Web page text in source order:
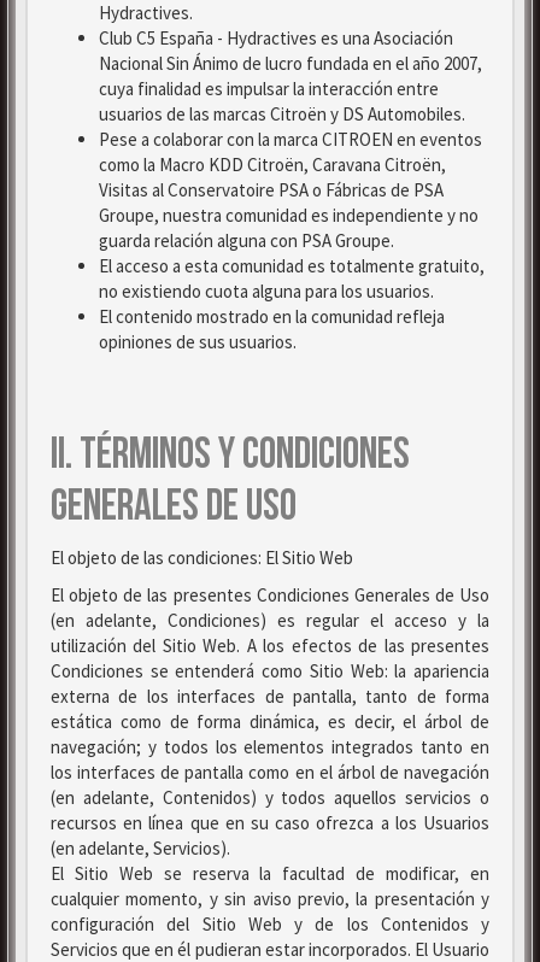
Hydractives.
Club C5 España - Hydractives es una Asociación
Nacional Sin Ánimo de lucro fundada en el año 2007,
cuya finalidad es impulsar la interacción entre
usuarios de las marcas Citroën y DS Automobiles.
Pese a colaborar con la marca CITROEN en eventos
como la Macro KDD Citroën, Caravana Citroën,
Visitas al Conservatoire PSA o Fábricas de PSA
Groupe, nuestra comunidad es independiente y no
guarda relación alguna con PSA Groupe.
El acceso a esta comunidad es totalmente gratuito,
no existiendo cuota alguna para los usuarios.
El contenido mostrado en la comunidad refleja
opiniones de sus usuarios.
II. TÉRMINOS Y CONDICIONES
GENERALES DE USO
El objeto de las condiciones: El Sitio Web
El objeto de las presentes Condiciones Generales de Uso
(en adelante, Condiciones) es regular el acceso y la
utilización del Sitio Web. A los efectos de las presentes
Condiciones se entenderá como Sitio Web: la apariencia
externa de los interfaces de pantalla, tanto de forma
estática como de forma dinámica, es decir, el árbol de
navegación; y todos los elementos integrados tanto en
los interfaces de pantalla como en el árbol de navegación
(en adelante, Contenidos) y todos aquellos servicios o
recursos en línea que en su caso ofrezca a los Usuarios
(en adelante, Servicios).
El Sitio Web se reserva la facultad de modificar, en
cualquier momento, y sin aviso previo, la presentación y
configuración del Sitio Web y de los Contenidos y
Servicios que en él pudieran estar incorporados. El Usuario